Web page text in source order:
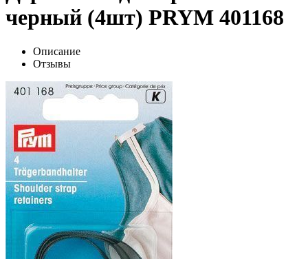
черный (4шт) PRYM 401168
Описание
Отзывы